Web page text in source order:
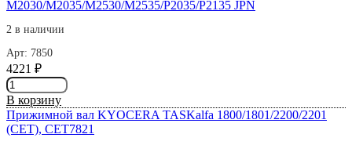
Kyocera
M2030/M2035/M2530/M2535/P2035/P2135
M2030/M2035/M2530/M2535/P2035/P2135 JPN
2 в наличии
Арт: 7850
4221 ₽
Количество
товара
Прижимной
вал
Kyocera
В корзину
Прижимной вал KYOCERA TASKalfa 1800/1801/2200/2201
(CET), CET7821